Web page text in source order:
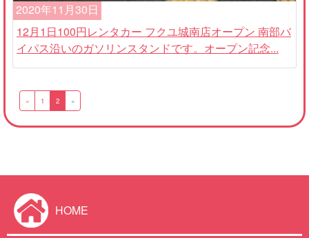
2020年11月30日
12月1日100円レンタカー フクユ城南店オープン 南部バ
イパス沿いのガソリンスタンドです。オープン記念...
« 1 2 »
HOME